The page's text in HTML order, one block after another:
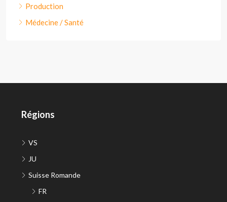
Production
Médecine / Santé
Régions
VS
JU
Suisse Romande
FR